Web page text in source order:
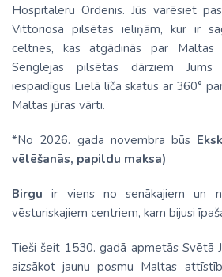
Hospitaleru Ordenis. Jūs varēsiet
Vittoriosa pilsētas ieliņām, kur ir
celtnes, kas atgādinās par Maltas
Senglejas pilsētas dārziem
iespaidīgus Lielā līča skatus ar 360°
Maltas jūras vārti.
*No 2026. gada novembra būs
vēlēšanās, papildu maksa)
Birgu ir viens no senākajiem un
vēsturiskajiem centriem, kam bijusi
Tieši šeit 1530. gadā apmetās Svētā
aizsākot jaunu posmu Maltas